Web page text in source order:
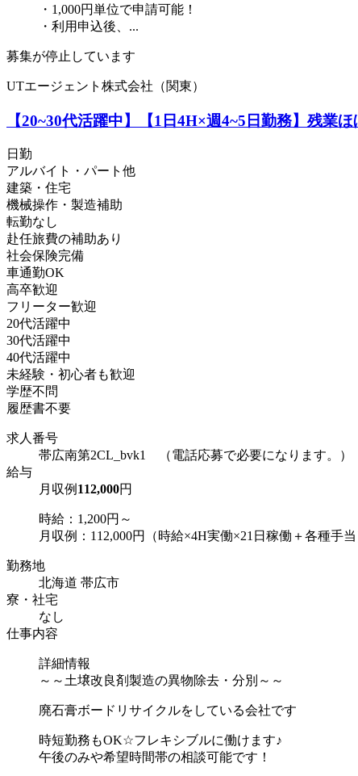
・1,000円単位で申請可能！
・利用申込後、...
募集が停止しています
UTエージェント株式会社（関東）
【20~30代活躍中】【1日4H×週4~5日勤務】残
日勤
アルバイト・パート他
建築・住宅
機械操作・製造補助
転勤なし
赴任旅費の補助あり
社会保険完備
車通勤OK
高卒歓迎
フリーター歓迎
20代活躍中
30代活躍中
40代活躍中
未経験・初心者も歓迎
学歴不問
履歴書不要
求人番号
帯広南第2CL_bvk1 （電話応募で必要になります。）
給与
月収例 112,000円
時給：1,200円～
月収例：112,000円（時給×4H実働×21日稼働＋各種手当
勤務地
北海道 帯広市
寮・社宅
なし
仕事内容
詳細情報
～～土壌改良剤製造の異物除去・分別～～
廃石膏ボードリサイクルをしている会社です
時短勤務もOK☆フレキシブルに働けます♪
午後のみや希望時間帯の相談可能です！